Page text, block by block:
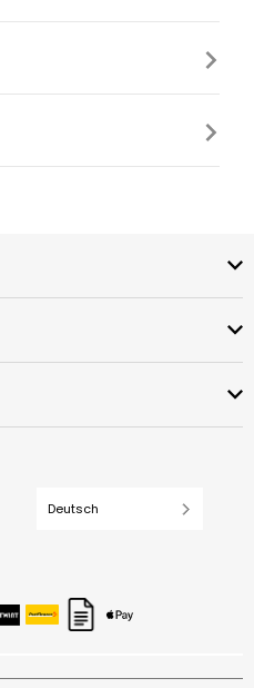
Deutsch